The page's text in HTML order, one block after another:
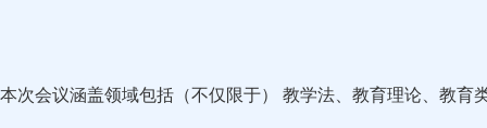
本次会议涵盖领域包括（不仅限于） 教学法、教育理论、教育